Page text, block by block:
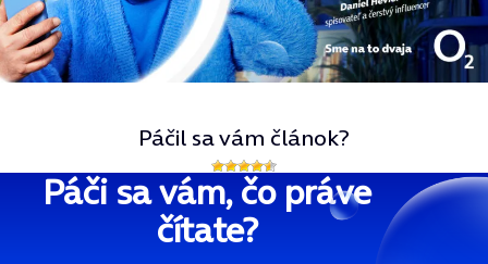
Páčil sa vám článok?
Páči sa vám, čo práve
čítate?